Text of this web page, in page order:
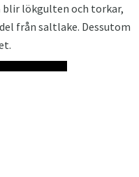
blir lökgulten och torkar,
från saltlake. Dessutom